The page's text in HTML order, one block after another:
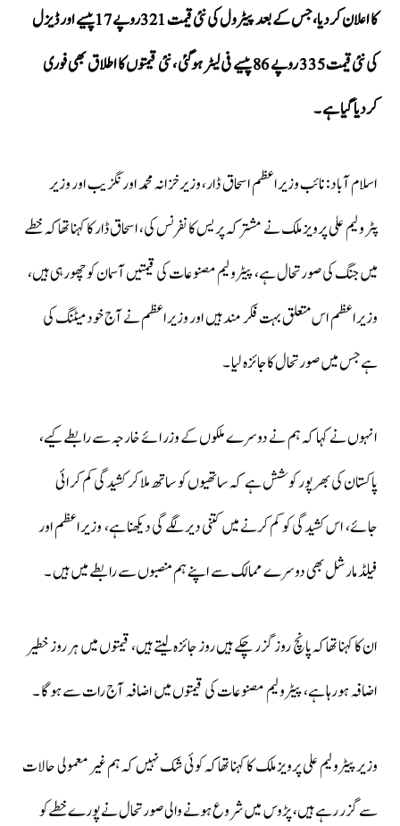
کا اعلان کردیا،جس کے بعد پیٹرول کی نئی قیمت 321روپے 17پیسے اور ڈیزل
کی نئی قیمت 335 روپے 86 پیسے فی لیٹر ہوگئی ، نئی قیمتوں کا اطلاق بھی فوری
کردیا گیا ہے ۔
اسلام آباد: نائب وزیراعظم اسحاق ڈار، وزیرخزانہ محمد اورنگزیب اور وزیر
پٹرولیم علی پرویز ملک نے مشترکہ پریس کانفرنس کی، اسحاق ڈار کا کہنا تھاکہ خطے
میں جنگ کی صورتحال ہے، پیٹرولیم مصنوعات کی قیمتیں آسمان کو چھورہی ہیں،
وزیراعظم اس متعلق بہت فکر مند ہیں اور وزیراعظم نے آج خود میٹنگ کی
ہےجس میں صورتحال کاجائزہ لیا ۔
انہوں نے کہا کہ ہم نے دوسرے ملکوں کے وزرائے خارجہ سے رابطے کیے،
پاکستان کی بھرپور کوشش ہے کہ ساتھیوں کو ساتھ ملا کر کشیدگی کم کرائی
جائے، اس کشیدگی کو کم کرنے میں کتنی دیر لگے گی دیکھنا ہے، وزیراعظم اور
فیلڈ مارشل بھی دوسرے ممالک سے اپنے ہم منصبوں سے رابطے میں ہیں ۔
ان کا کہنا تھاکہ پانچ روز گزر چکے ہیں روز جائزہ لیتے ہیں، قیمتوں میں ہر روز خطیر
اضافہ ہورہا ہے، پیٹرولیم مصنوعات کی قیمتوں میں اضافہ آج رات سے ہوگا ۔
وزیر پیٹرولیم علی پرویز ملک کا کہنا تھاکہ کوئی شک نہیں کہ ہم غیر معمولی حالات
سے گزر رہے ہیں، پڑوس میں شروع ہونے والی صورتحال نےپورےخطےکو